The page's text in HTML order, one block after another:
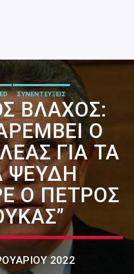
ΣΥΝΕΝΤΕΥΞΕΙΣ
ΒΛΆΧΟΣ:
Ο
ΓΙΑ ΤΑ
ΨΕΥΔΉ
Ο ΠΈΤΡΟΣ
2022